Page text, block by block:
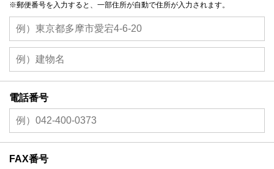
※郵便番号を入力すると、一部住所が自動で住所が入力されます。
電話番号
FAX番号